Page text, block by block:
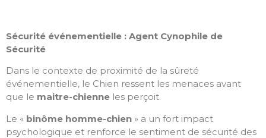
Sécurité événementielle : Agent Cynophile de
Sécurité
Dans le contexte de proximité de la sûreté
événementielle, le Chien ressent les menaces avant
que le maitre-chienne les perçoit.
Le « binôme homme-chien » a un fort impact
psychologique et renforce le sentiment de sécurité des